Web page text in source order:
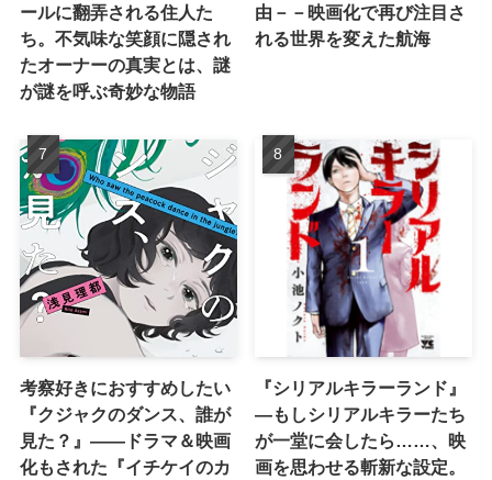
ールに翻弄される住人た
ち。不気味な笑顔に隠され
たオーナーの真実とは、謎
が謎を呼ぶ奇妙な物語
由－－映画化で再び注目さ
れる世界を変えた航海
考察好きにおすすめしたい
『クジャクのダンス、誰が
見た？』――ドラマ＆映画
化もされた『イチケイのカ
『シリアルキラーランド』
―もしシリアルキラーたち
が一堂に会したら……、映
画を思わせる斬新な設定。